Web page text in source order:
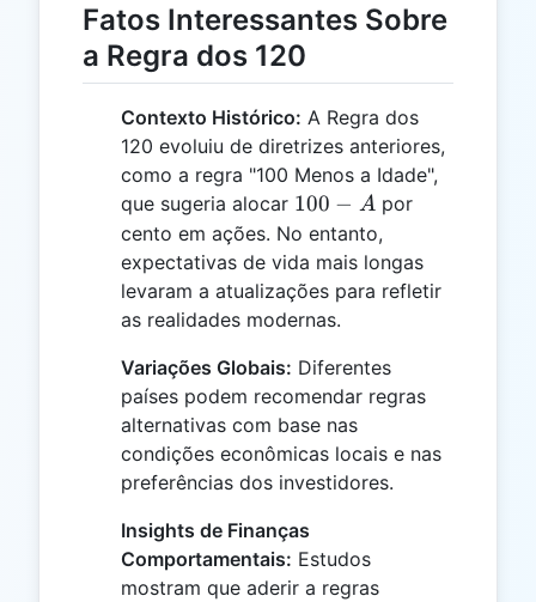
Fatos Interessantes Sobre
a Regra dos 120
Contexto Histórico: A Regra dos
120 evoluiu de diretrizes anteriores,
como a regra "100 Menos a Idade",
que sugeria alocar 100
- A
100 − A por
cento em ações. No entanto,
expectativas de vida mais longas
levaram a atualizações para refletir
as realidades modernas.
Variações Globais: Diferentes
países podem recomendar regras
alternativas com base nas
condições econômicas locais e nas
preferências dos investidores.
Insights de Finanças
Comportamentais: Estudos
mostram que aderir a regras